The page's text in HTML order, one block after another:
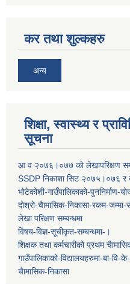
कर तथा शुल्कहरु
अन्य
शिक्षा, स्वास्थ्य र
सूचना
आ व २०७६।०७७ काे लेखापरिक्षण
SSDP निकाशा सिट २०७५।०७६ र
भोटेकोशी-गाउँपालिकाको-पुननिर्माण-
दोश्रो-चैामासिक-निकासा-रकम-जम्मा-
लेखा परिक्षण सम्बन्धमा
विषय-विज्ञ-सूचीकृत-सम्बन्धमा-।
शिक्षक तथा कर्मचारीको प्रथम
गाउँपालिकाको-विद्यालयहरुमा-बा-
चैामासिक-निकासा